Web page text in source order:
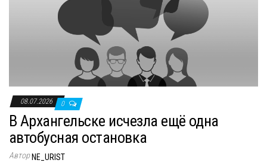
08.07.2026 0
В Архангельске исчезла ещё одна
автобусная остановка
Автор NE_URIST